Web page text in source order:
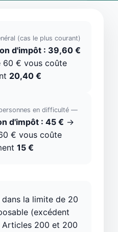
(cas le plus courant)
d'impôt : 39,60 €
€ vous coûte
20,40 €
en difficulté —
d'impôt : 45 € →
€ vous coûte
15 €
la limite de 20
(excédent
200 et 200